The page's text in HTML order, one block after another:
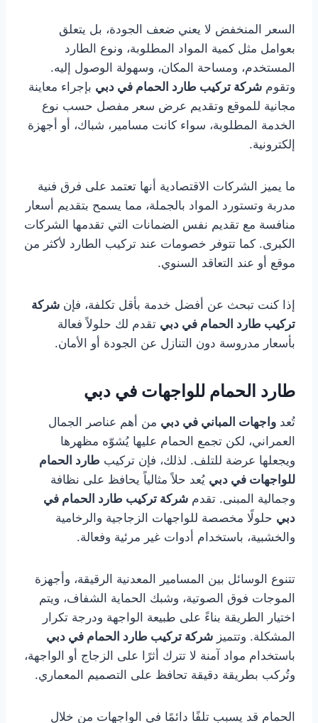
السعر المنخفض لا يعني ضعف الجودة، بل يتعلق
بعوامل مثل كمية المواد المطلوبة، ونوع الطارد
المستخدم، ومساحة المكان، وسهولة الوصول إليه.
وتقوم شركة تركيب طارد الحمام في دبي بإجراء معاينة
مجانية للموقع وتقديم عرض سعر مفصل حسب نوع
الخدمة المطلوبة، سواء كانت مسامير، شباك، أو أجهزة
إلكترونية.
ما يميز الشركات الاقتصادية أنها تعتمد على فرق فنية
مدربة وتستورد المواد بالجملة، مما يسمح بتقديم أسعار
منافسة مع تقديم نفس الضمانات التي تقدمها الشركات
الكبرى. كما تتوفر خصومات عند تركيب الطارد لأكثر من
موقع أو عند التعاقد السنوي.
إذا كنت تبحث عن أفضل خدمة بأقل تكلفة، فإن شركة
تركيب طارد الحمام في دبي تقدم لك حلولاً فعالة
بأسعار مدروسة دون التنازل عن الجودة أو الأمان.
طارد الحمام للواجهات في دبي
تُعد واجهات المباني في دبي من أهم عناصر الجمال
العمراني، لكن تجمع الحمام عليها يُشوّه مظهرها
ويجعلها عرضة للتلف. لذلك، فإن تركيب طارد الحمام
للواجهات في دبي يُعد حلاً مثالياً يحافظ على نظافة
وجمالية المبنى. تقدم شركة تركيب طارد الحمام في
دبي حلولًا مخصصة للواجهات الزجاجية والرخامية
والخشبية، باستخدام أدوات غير مرئية وفعالة.
تتنوع الوسائل بين المسامير المعدنية الرقيقة، وأجهزة
الموجات فوق الصوتية، وشبك الحماية الشفاف، ويتم
اختيار الطريقة بناءً على طبيعة الواجهة ودرجة تكرار
المشكلة. وتتميز شركة تركيب طارد الحمام في دبي
باستخدام مواد آمنة لا تترك أثرًا على الزجاج أو الواجهة،
وتُركب بطريقة دقيقة تحافظ على التصميم المعماري.
الحمام قد يسبب تلفًا دائمًا في الواجهات من خلال